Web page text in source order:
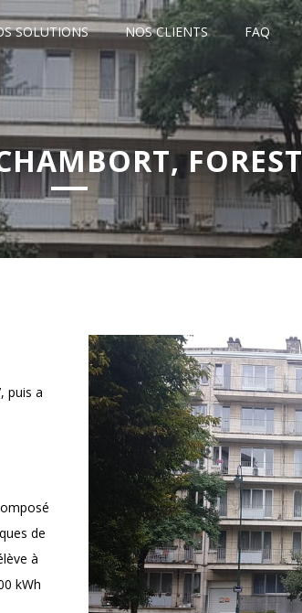
SOLUTIONS NOS CLIENTS FAQ
FOREST
puis a
de
à
kWh